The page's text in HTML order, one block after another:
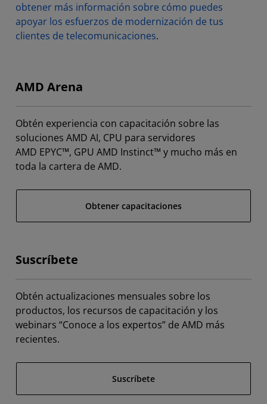
obtener más información sobre cómo puedes
apoyar los esfuerzos de modernización de tus
clientes de telecomunicaciones.
AMD Arena
Obtén experiencia con capacitación sobre las
soluciones AMD AI, CPU para servidores
AMD EPYC™, GPU AMD Instinct™ y mucho más en
toda la cartera de AMD.
Obtener capacitaciones
Suscríbete
Obtén actualizaciones mensuales sobre los
productos, los recursos de capacitación y los
webinars “Conoce a los expertos” de AMD más
recientes.
Suscríbete